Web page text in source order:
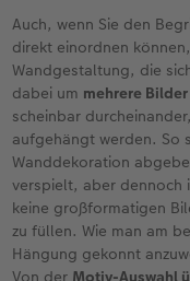
Auch, wenn Sie den
direkt einordnen
Wandgestaltung, die
dabei um mehrere
scheinbar
aufgehängt werden. So
Wanddekoration
verspielt, aber dennoch
keine großformatigen
zu füllen. Wie man am
Hängung gekonnt